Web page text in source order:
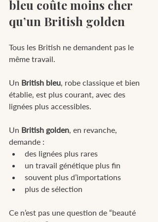
bleu coûte moins cher
qu’un British golden
Tous les British ne demandent pas le
même travail.
Un British bleu, robe classique et bien
établie, est plus courant, avec des
lignées plus accessibles.
Un British golden, en revanche,
demande :
des lignées plus rares
un travail génétique plus fin
souvent plus d’importations
plus de sélection
Ce n’est pas une question de “beauté